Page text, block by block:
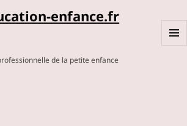
enfance.fr
de la petite enfance